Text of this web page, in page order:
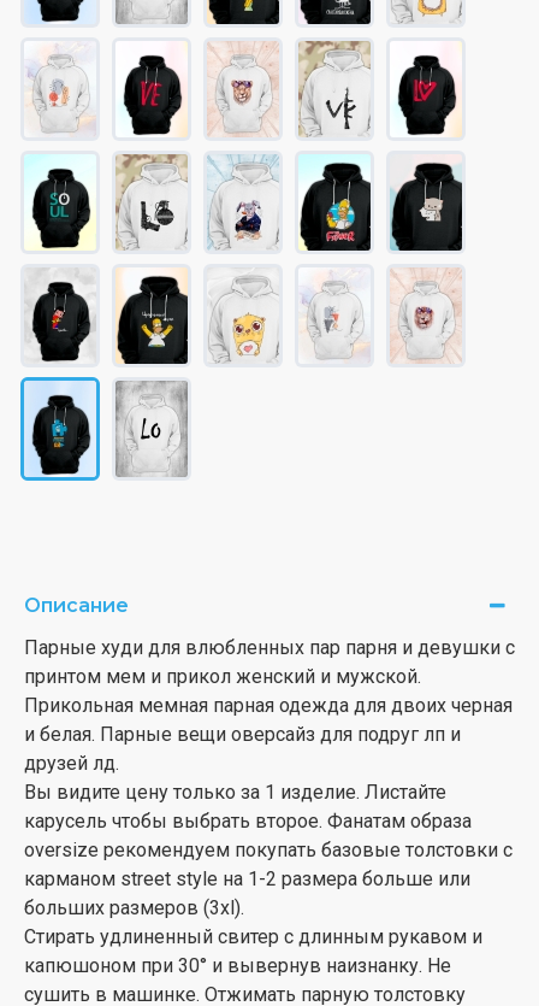
Описание
Парные худи для влюбленных пар парня и девушки с
принтом мем и прикол женский и мужской.
Прикольная мемная парная одежда для двоих черная
и белая. Парные вещи оверсайз для подруг лп и
друзей лд.
Вы видите цену только за 1 изделие. Листайте
карусель чтобы выбрать второе. Фанатам образа
oversize рекомендуем покупать базовые толстовки с
карманом street style на 1-2 размера больше или
больших размеров (3xl).
Стирать удлиненный свитер с длинным рукавом и
капюшоном при 30° и вывернув наизнанку. Не
сушить в машинке. Отжимать парную толстовку